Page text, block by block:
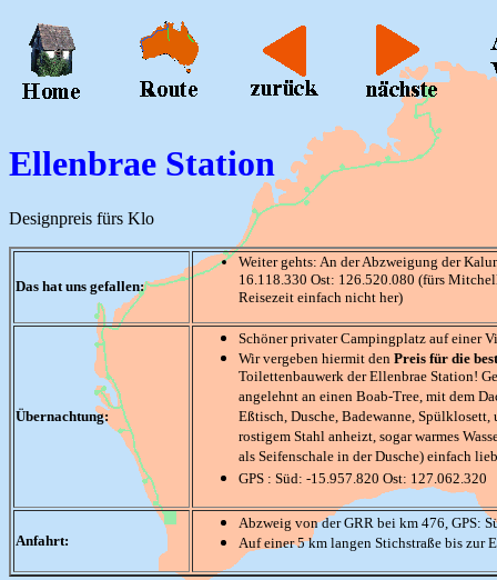
Ellenbrae Station
Designpreis fürs Klo
Das hat uns gefallen:
Weiter gehts: An der Abzweigung der
16.118.330 Ost: 126.520.080 (fürs
Reisezeit einfach nicht her)
Übernachtung:
Schöner privater Campingplatz auf einer
Wir vergeben hiermit den Preis für die
Toilettenbauwerk der Ellenbrae Station!
angelehnt an einen Boab-Tree, mit dem
Eßtisch, Dusche, Badewanne,
rostigem Stahl anheizt, sogar warmes
als Seifenschale in der Dusche) einfach
GPS : Süd: -15.957.820 Ost: 127.062.320
Anfahrt:
Abzweig von der GRR bei km 476, GPS:
Auf einer 5 km langen Stichstraße bis zur